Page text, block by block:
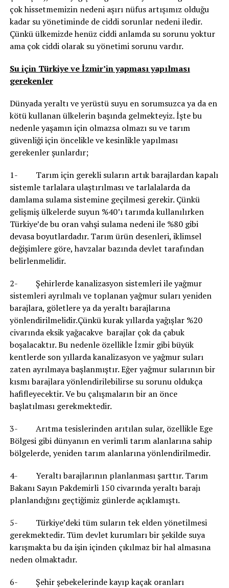
çok hissetmemizin nedeni aşırı nüfus artışımız olduğu
kadar su yönetiminde de ciddi sorunlar nedeni iledir.
Çünkü ülkemizde henüz ciddi anlamda su sorunu yoktur
ama çok ciddi olarak su yönetimi sorunu vardır.
Su için Türkiye ve İzmir’in yapması yapılması
gerekenler
Dünyada yeraltı ve yerüstü suyu en sorumsuzca ya da en
kötü kullanan ülkelerin başında gelmekteyiz. İşte bu
nedenle yaşamın için olmazsa olmazı su ve tarım
güvenliği için öncelikle ve kesinlikle yapılması
gerekenler şunlardır;
1- Tarım için gerekli suların artık barajlardan kapalı
sistemle tarlalara ulaştırılması ve tarlalalarda da
damlama sulama sistemine geçilmesi gerekir. Çünkü
gelişmiş ülkelerde suyun %40’ı tarımda kullanılırken
Türkiye’de bu oran vahşi sulama nedeni ile %80 gibi
devasa boyutlardadır. Tarım ürün desenleri, iklimsel
değişimlere göre, havzalar bazında devlet tarafından
belirlenmelidir.
2- Şehirlerde kanalizasyon sistemleri ile yağmur
sistemleri ayrılmalı ve toplanan yağmur suları yeniden
barajlara, göletlere ya da yeraltı barajlarına
yönlendirilmelidir.Çünkü kurak yıllarda yağışlar %20
civarında eksik yağacakve barajlar çok da çabuk
boşalacaktır. Bu nedenle özellikle İzmir gibi büyük
kentlerde son yıllarda kanalizasyon ve yağmur suları
zaten ayrılmaya başlanmıştır. Eğer yağmur sularının bir
kısmı barajlara yönlendirilebilirse su sorunu oldukça
hafifleyecektir. Ve bu çalışmaların bir an önce
başlatılması gerekmektedir.
3- Arıtma tesislerinden arıtılan sular, özellikle Ege
Bölgesi gibi dünyanın en verimli tarım alanlarına sahip
bölgelerde, yeniden tarım alanlarına yönlendirilmedir.
4- Yeraltı barajlarının planlanması şarttır. Tarım
Bakanı Sayın Pakdemirli 150 civarında yeraltı barajı
planlandığını geçtiğimiz günlerde açıklamıştı.
5- Türkiye’deki tüm suların tek elden yönetilmesi
gerekmektedir. Tüm devlet kurumları bir şekilde suya
karışmakta bu da işin içinden çıkılmaz bir hal almasına
neden olmaktadır.
6- Şehir şebekelerinde kayıp kaçak oranları